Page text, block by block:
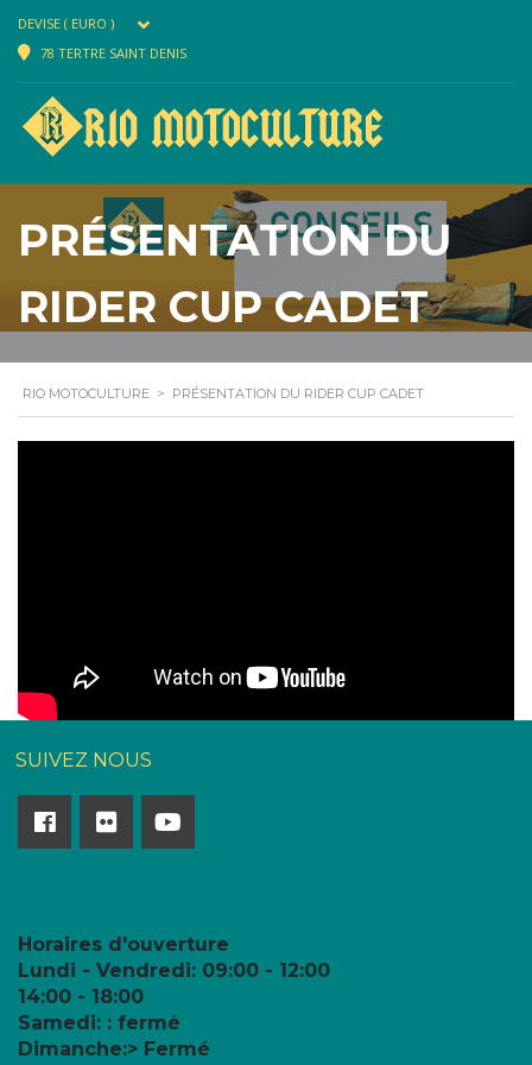
DEVISE ( EURO )
78 TERTRE SAINT DENIS
PRÉSENTATION DU
RIDER CUP CADET
RIO MOTOCULTURE > PRÉSENTATION DU RIDER CUP CADET
SUIVEZ NOUS
Horaires d'ouverture
Lundi - Vendredi: 09:00 - 12:00
14:00 - 18:00
Samedi: : fermé
Dimanche:> Fermé